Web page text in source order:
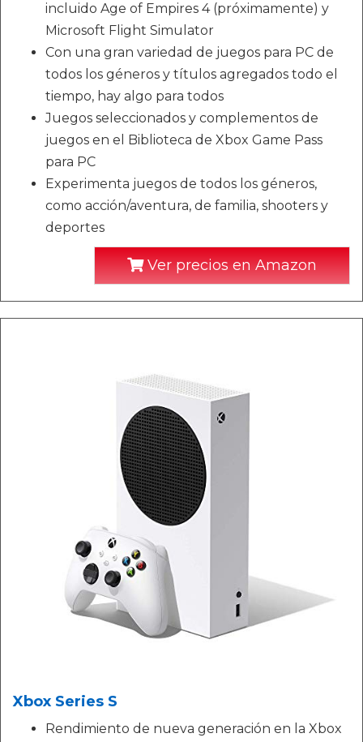
incluido Age of Empires 4 (próximamente) y
Microsoft Flight Simulator
Con una gran variedad de juegos para PC de
todos los géneros y títulos agregados todo el
tiempo, hay algo para todos
Juegos seleccionados y complementos de
juegos en el Biblioteca de Xbox Game Pass
para PC
Experimenta juegos de todos los géneros,
como acción/aventura, de familia, shooters y
deportes
Ver precios en Amazon
Xbox Series S
Rendimiento de nueva generación en la Xbox